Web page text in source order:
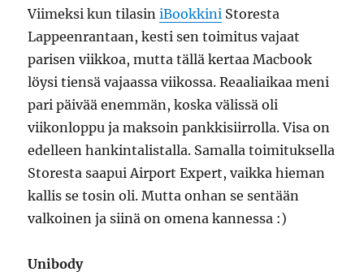
Viimeksi kun tilasiniBookkini Storesta
Lappeenrantaan, kesti sen toimitus vajaat
parisen viikkoa, mutta tällä kertaa Macbook
löysi tiensä vajaassa viikossa. Reaaliaikaa meni
pari päivää enemmän, koska välissä oli
viikonloppu ja maksoin pankkisiirrolla. Visa on
edelleen hankintalistalla. Samalla toimituksella
Storesta saapui Airport Expert, vaikka hieman
kallis se tosin oli. Mutta onhan se sentään
valkoinen ja siinä on omena kannessa :)
Unibody